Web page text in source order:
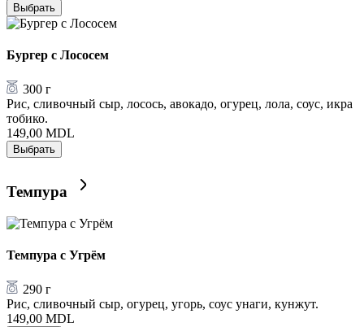
Выбрать
Бургер с Лососем
300 г
Рис, сливочный сыр, лосось, авокадо, огурец, лола, соус, икра
тобико.
149,00 MDL
Выбрать
Темпура
Темпура с Угрём
290 г
Рис, сливочный сыр, огурец, угорь, соус унаги, кунжут.
149,00 MDL